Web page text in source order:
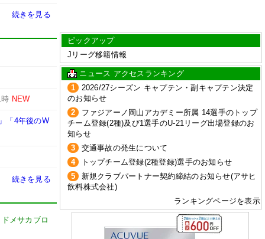
続きを見る
NEW
「4年後のW
続きを見る
ドメサカブロ
ピックアップ
Jリーグ移籍情報
ニュース アクセスランキング
1
2026/27シーズン キャプテン・副キャプテン決定
のお知らせ
2
ファジアーノ岡山アカデミー所属 14選手のトップ
チーム登録(2種)及び1選手のU-21リーグ出場登録のお
知らせ
3
交通事故の発生について
4
トップチーム登録(2種登録)選手のお知らせ
5
新規クラブパートナー契約締結のお知らせ(アサヒ
飲料株式会社)
ランキングページを表示